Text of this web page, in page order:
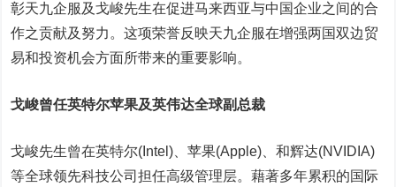
彰天九企服及戈峻先生在促进马来西亚与中国企业之间的合
作之贡献及努力。这项荣誉反映天九企服在增强两国双边贸
易和投资机会方面所带来的重要影响。
戈峻曾任英特尔苹果及英伟达全球副总裁
戈峻先生曾在英特尔(Intel)、苹果(Apple)、和辉达(NVIDIA)
等全球领先科技公司担任高级管理层。藉著多年累积的国际